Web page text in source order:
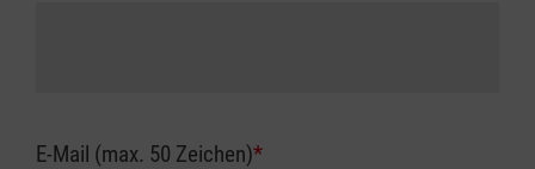
E-Mail (max. 50 Zeichen)*